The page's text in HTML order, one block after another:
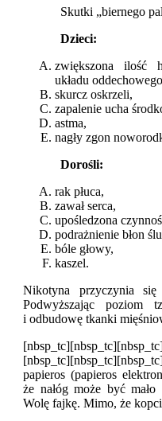
Skutki „biernego
Dzieci:
zwiększona ilość
układu
skurcz oskrzeli,
zapalenie ucha
astma,
nagły zgon
Dorośli:
rak płuca,
zawał serca,
upośledzona
podrażnienie błon
bóle głowy,
kaszel.
Nikotyna przyczynia
Podwyższając poziom
i odbudowę tkanki
papieros (papieros
że nałóg może być
Wolę fajkę. Mimo, że